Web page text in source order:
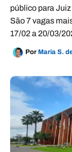
público para
São 7 vagas
17/02 a 20/03/
Por Maria S.